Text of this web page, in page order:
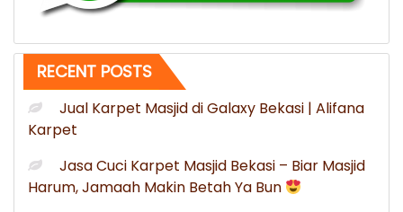
RECENT POSTS
Jual Karpet Masjid di Galaxy Bekasi | Alifana
Karpet
Jasa Cuci Karpet Masjid Bekasi – Biar Masjid
Harum, Jamaah Makin Betah Ya Bun